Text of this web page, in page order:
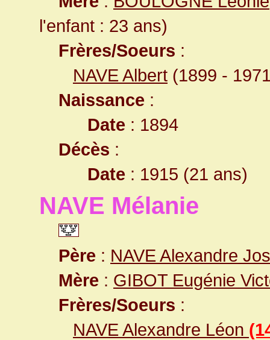
l'enfant : 23 ans)
Frères/Soeurs :
NAVE Albert (1899 -
Naissance :
Date : 1894
Décès :
Date : 1915 (21 ans)
NAVE Mélanie
Père : NAVE Alexandre
Mère : GIBOT Eugénie
Frères/Soeurs :
NAVE Alexandre Léon